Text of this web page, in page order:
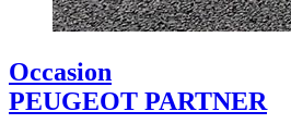
Occasion
PEUGEOT PARTNER